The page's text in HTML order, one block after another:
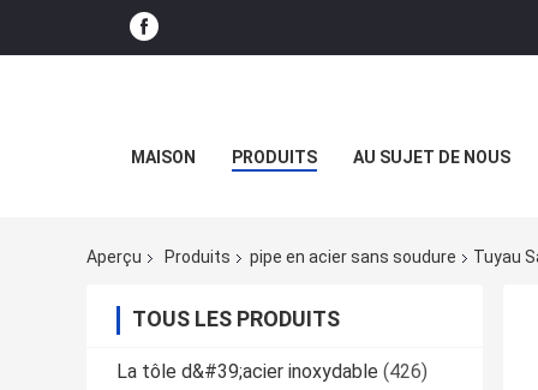
MAISON PRODUITS AU SUJET DE NOUS
Aperçu Produits pipe en acier sans soudure Tuyau
TOUS LES PRODUITS
La tôle d&#39;acier inoxydable (426)